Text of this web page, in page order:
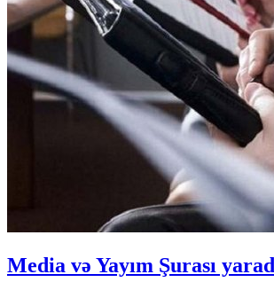
Media və Yayım Şurası